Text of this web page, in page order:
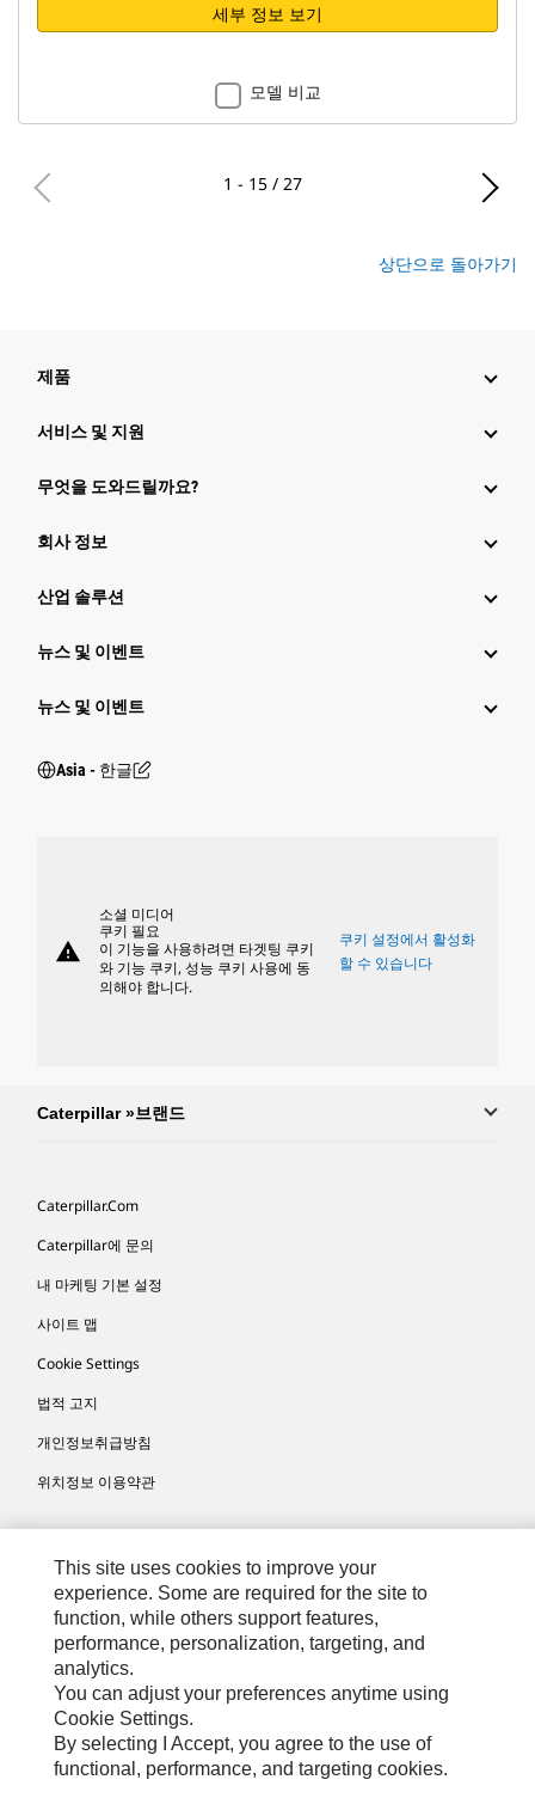
세부 정보 보기
모델 비교
1 - 15 / 27
상단으로 돌아가기
제품
서비스 및 지원
무엇을 도와드릴까요?
회사 정보
산업 솔루션
뉴스 및 이벤트
뉴스 및 이벤트
Asia - 한글
warning
소셜 미디어
쿠키 필요
이 기능을 사용하려면 타겟팅 쿠키
와 기능 쿠키, 성능 쿠키 사용에 동
의해야 합니다.
쿠키 설정에서 활성화
할 수 있습니다
Caterpillar »브랜드
Caterpillar.com
Caterpillar에 문의
내 마케팅 기본 설정
사이트 맵
Cookie Settings
법적 고지
개인정보취급방침
위치정보 이용약관
KR - Korean © 2026 Caterpillar. 판권 소유
This site uses cookies to improve your
experience. Some are required for the site to
function, while others support features,
performance, personalization, targeting, and
analytics.
You can adjust your preferences anytime using
Cookie Settings.
By selecting I Accept, you agree to the use of
functional, performance, and targeting cookies.